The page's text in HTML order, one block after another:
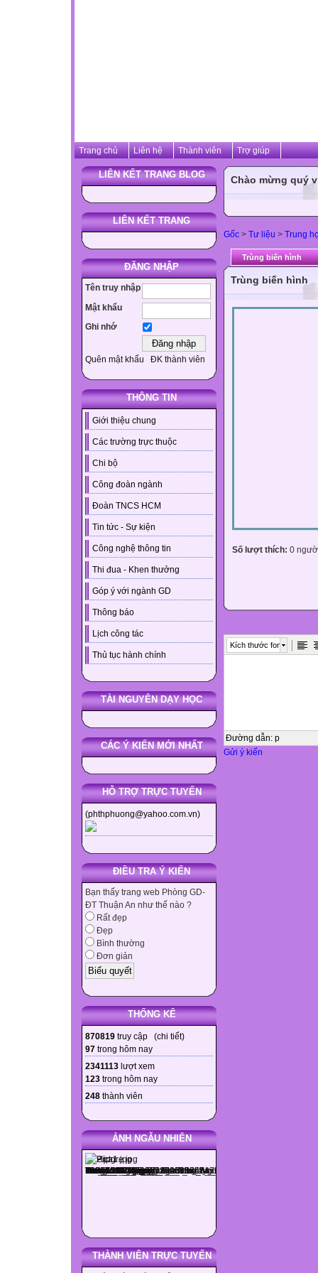
Trang chủ Liên hệ Thành viên Trợ giúp
LIÊN KẾT TRANG BLOG
LIÊN KẾT TRANG
ĐĂNG NHẬP
Tên truy nhập
Mật khẩu
Ghi nhớ
Quên mật khẩu ĐK thành viên
THÔNG TIN
Giới thiệu chung
Các trường trực thuộc
Chi bộ
Công đoàn ngành
Đoàn TNCS HCM
Tin tức - Sự kiện
Công nghệ thông tin
Thi đua - Khen thưởng
Góp ý với ngành GD
Thông báo
Lịch công tác
Thủ tục hành chính
TÀI NGUYÊN DẠY HỌC
CÁC Ý KIẾN MỚI NHẤT
HỖ TRỢ TRỰC TUYẾN
(phthphuong@yahoo.com.vn)
ĐIỀU TRA Ý KIẾN
Bạn thấy trang web Phòng GD-
ĐT Thuận An như thế nào ?
Rất đẹp
Đẹp
Bình thường
Đơn giản
THỐNG KÊ
870819 truy cập (chi tiết)
97 trong hôm nay
2341113 lượt xem
123 trong hôm nay
248 thành viên
ẢNH NGẪU NHIÊN
THÀNH VIÊN TRỰC TUYẾN
Chào mừng quý
Gốc > Tư liệu > Trung
Trùng biến hình
Trùng biến hình
Số lượt thích: 0
Kích thước font
Đường dẫn: p
Gửi ý kiến